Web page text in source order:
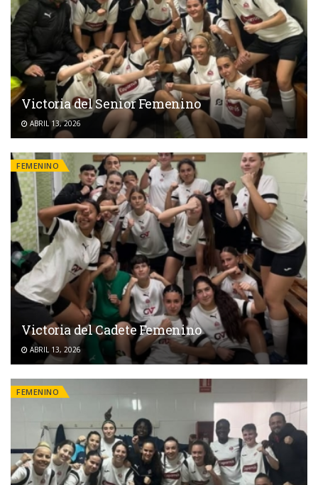
Victoria del Senior Femenino
ABRIL 13, 2026
FEMENINO
Victoria del Cadete Femenino
ABRIL 13, 2026
FEMENINO